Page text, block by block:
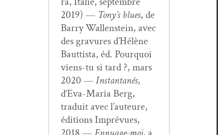
2019) — Tony’s blues, de
Bar­ry Wal­len­stein, avec
des gravures d’Hélène
Baut­tista, éd. Pourquoi
viens-tu si tard ?, mars
2020 —Instan­ta­nés,
d‘Eva-Maria Berg,
traduit avec l’auteure,
édi­tions Imprévues,